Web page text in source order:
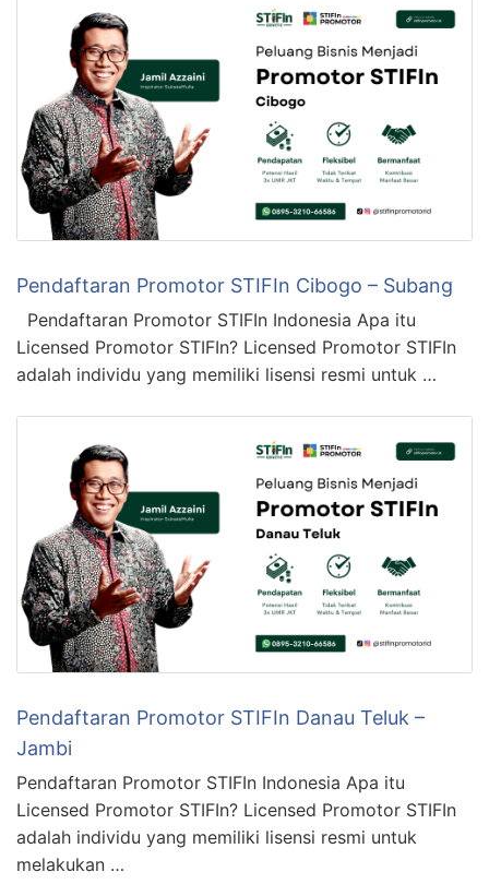
Pendaftaran Promotor STIFIn Cibogo – Subang
Pendaftaran Promotor STIFIn Indonesia Apa itu
Licensed Promotor STIFIn? Licensed Promotor STIFIn
adalah individu yang memiliki lisensi resmi untuk …
Pendaftaran Promotor STIFIn Danau Teluk –
Jambi
Pendaftaran Promotor STIFIn Indonesia Apa itu
Licensed Promotor STIFIn? Licensed Promotor STIFIn
adalah individu yang memiliki lisensi resmi untuk
melakukan …